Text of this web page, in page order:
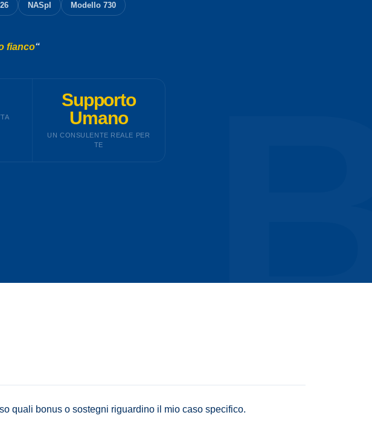
NASpI Modello 730
fianco“
Supporto
Umano
UN CONSULENTE REALE PER
TE
quali bonus o sostegni riguardino il mio caso specifico.